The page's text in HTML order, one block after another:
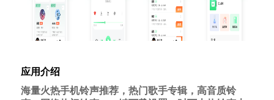
应用介绍
海量火热手机铃声推荐，热门歌手专辑，高音质铃